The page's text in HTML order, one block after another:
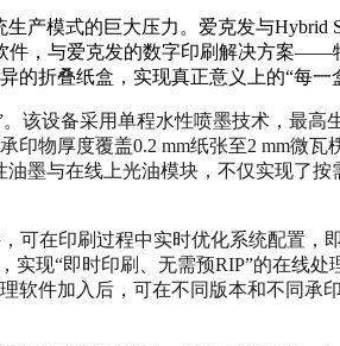
产模式的巨大压力。爱克发与Hybrid
，与爱克发的数字印刷解决方案——
折叠纸盒，实现真正意义上的“每一
该设备采用单程水性喷墨技术，最高
印物厚度覆盖0.2 mm纸张至2 mm微
墨与在线上光油模块，不仅实现了
可在印刷过程中实时优化系统配置，
现“即时印刷、无需预RIP”的在线处
软件加入后，可在不同版本和不同承